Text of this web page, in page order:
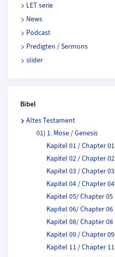
LET serie
News
Podcast
Predigten / Sermons
slider
Bibel
Altes Testament
01) 1. Mose / Genesis
Kapitel 01 / Chapter 01
Kapitel 02 / Chapter 02
Kapitel 03 / Chapter 03
Kapitel 04 / Chapter 04
Kapitel 05/ Chapter 05
Kapitel 06/ Chapter 06
Kapitel 08/ Chapter 08
Kapitel 09 / Chapter 09
Kapitel 11 / Chapter 11